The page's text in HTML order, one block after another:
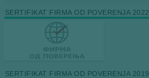
SERTIFIKAT FIRMA OD POVERENJA 2022
SERTIFIKAT FIRMA OD POVERENJA 2019